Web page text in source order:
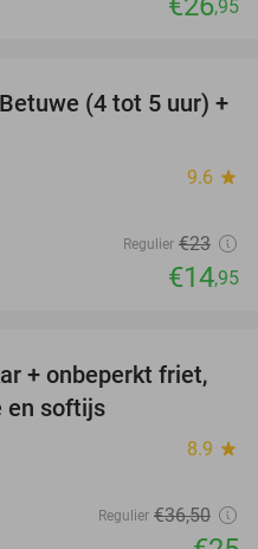
,95
35%
(4 tot 5 uur) +
9.6 star
Regulier €23
€14,95
32%
+ onbeperkt friet,
en softijs
8.9 star
Regulier €36,50